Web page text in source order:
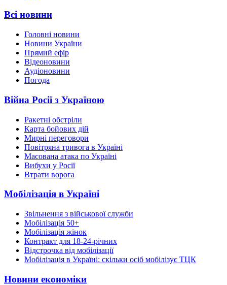
Всі новини
Головні новини
Новини України
Прямий ефір
Відеоновини
Аудіоновини
Погода
Війна Росії з Україною
Ракетні обстріли
Карта бойових дій
Мирні переговори
Повітряна тривога в Україні
Масована атака по Україні
Вибухи у Росії
Втрати ворога
Мобілізація в Україні
Звільнення з військової служби
Мобілізація 50+
Мобілізація жінок
Контракт для 18-24-річних
Відстрочка від мобілізації
Мобілізація в Україні: скільки осіб мобілізує ТЦК
Новини економіки